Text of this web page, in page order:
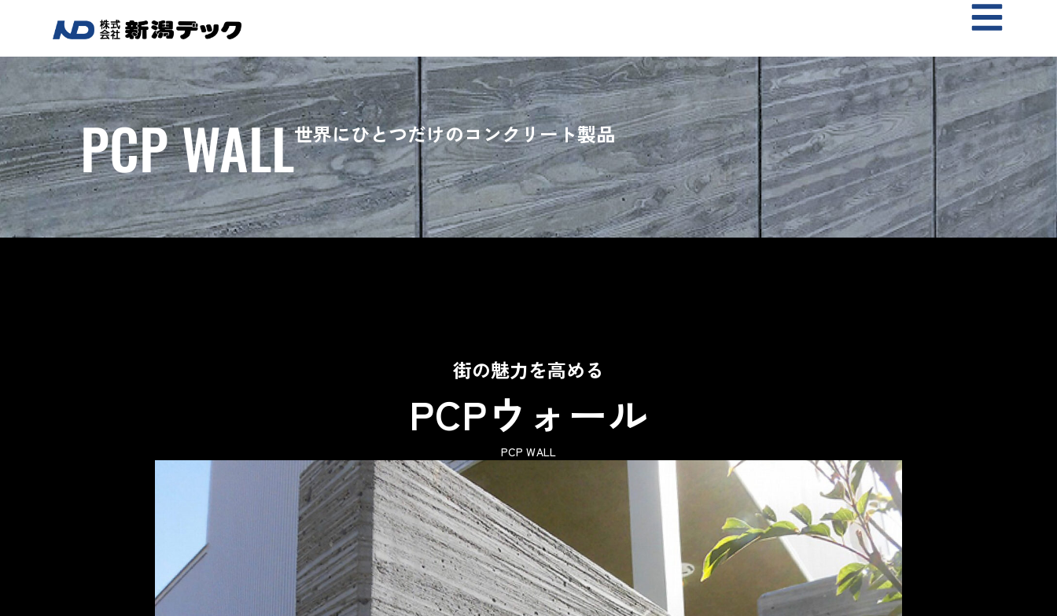
PCP WALL世界にひとつだけのコンクリート製品
街の魅力を高める
PCPウォール
PCP WALL